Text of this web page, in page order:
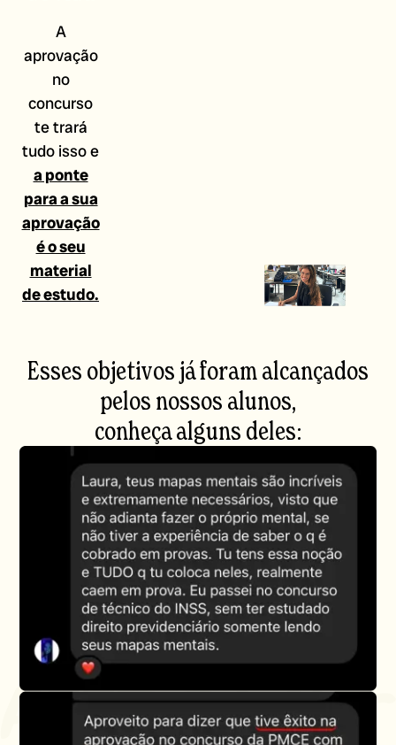
A
aprovação
no
concurso
te trará
tudo isso e
a ponte
para a sua
aprovação
é o seu
material
de estudo.
Esses objetivos já foram alcançados
pelos nossos alunos,
conheça alguns deles: